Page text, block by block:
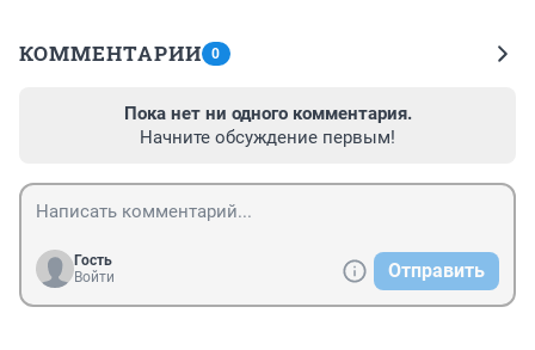
КОММЕНТАРИИ 0
Пока нет ни одного комментария.
Начните обсуждение первым!
Гость
Войти
Отправить